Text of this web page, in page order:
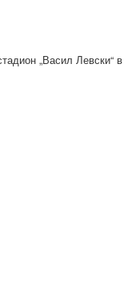
„Васил Левски“ в